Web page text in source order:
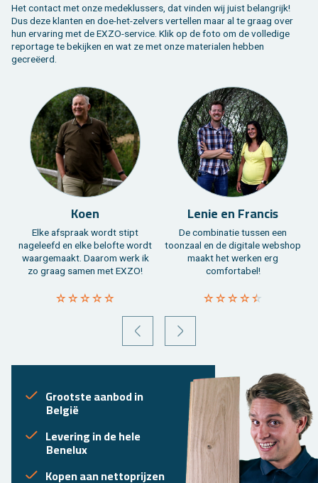
Het contact met onze medeklussers, dat vinden wij juist belangrijk!
Dus deze klanten en doe-het-zelvers vertellen maar al te graag over
hun ervaring met de EXZO-service. Klik op de foto om de volledige
reportage te bekijken en wat ze met onze materialen hebben
gecreëerd.
Koen
Elke afspraak wordt stipt
nageleefd en elke belofte wordt
waargemaakt. Daarom werk ik
zo graag samen met EXZO!
Lenie en Francis
De combinatie tussen een
toonzaal en de digitale webshop
maakt het werken erg
comfortabel!
VORIGE VOLGENDE
Grootste aanbod in
België
Levering in de hele
Benelux
Kopen aan nettoprijzen